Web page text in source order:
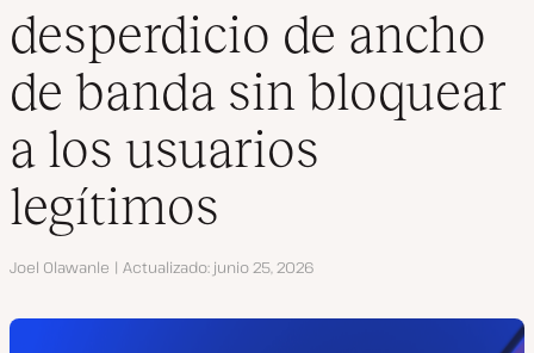
desperdicio de ancho
de banda sin bloquear
a los usuarios
legítimos
Autor
Joel Olawanle Actualizado junio 25, 2026